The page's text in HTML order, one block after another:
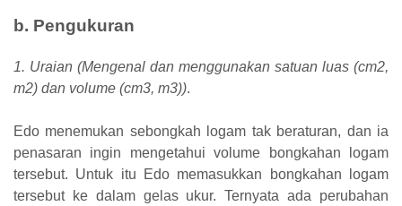
b. Pengukuran
1. Uraian (Mengenal dan menggunakan satuan luas (cm2,
m2) dan volume (cm3, m3)).
Edo menemukan sebongkah logam tak beraturan, dan ia
penasaran ingin mengetahui volume bongkahan logam
tersebut. Untuk itu Edo memasukkan bongkahan logam
tersebut ke dalam gelas ukur. Ternyata ada perubahan